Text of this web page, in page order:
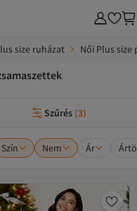
size ruházat Női Plus size
Szűrés (3)
Szín Nem Ár